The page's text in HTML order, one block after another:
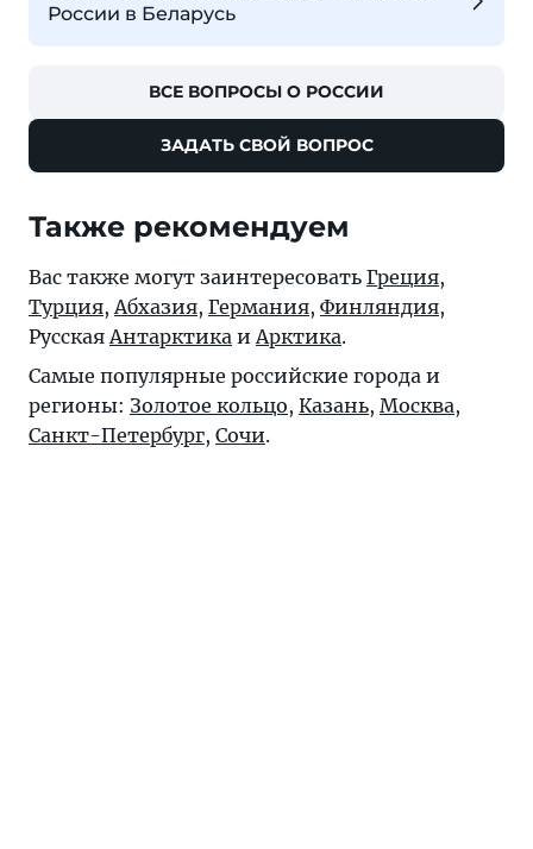
России в Беларусь
ВСЕ ВОПРОСЫ О РОССИИ
ЗАДАТЬ СВОЙ ВОПРОС
Также рекомендуем
Вас также могут заинтересовать Греция,
Турция, Абхазия, Германия, Финляндия,
Русская Антарктика и Арктика.
Самые популярные российские города и
регионы: Золотое кольцо, Казань, Москва,
Санкт-Петербург, Сочи.